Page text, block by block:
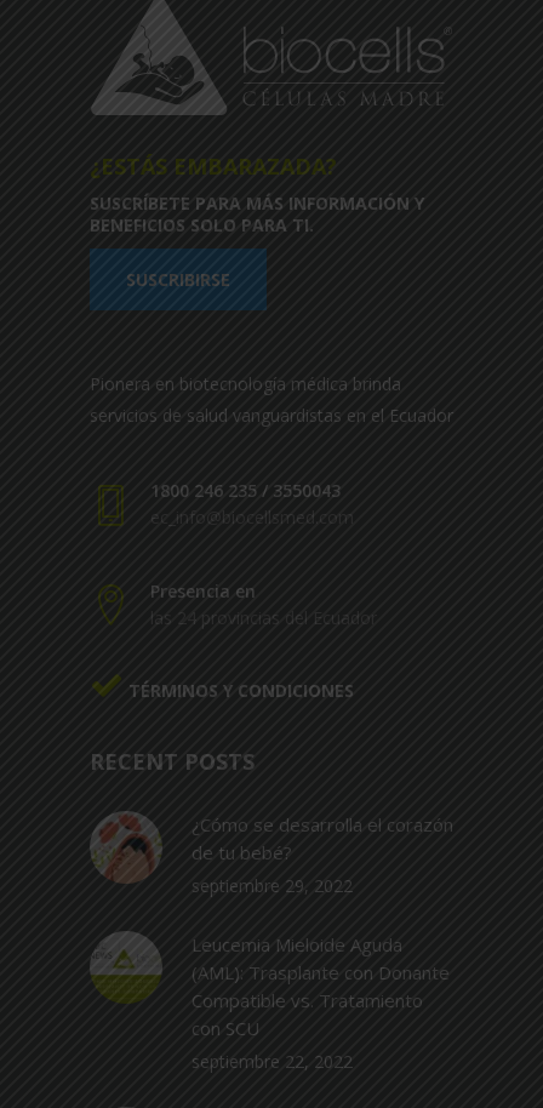
¿ESTÁS EMBARAZADA?
SUSCRÍBETE PARA MÁS INFORMACIÓN Y
BENEFICIOS SOLO PARA TI.
SUSCRIBIRSE
Pionera en biotecnología médica brinda
servicios de salud vanguardistas en el Ecuador
1800 246 235 / 3550043
ec_info@biocellsmed.com
Presencia en
las 24 provincias del Ecuador
TÉRMINOS Y CONDICIONES
RECENT POSTS
¿Cómo se desarrolla el corazón
de tu bebé?
septiembre 29, 2022
Leucemia Mieloide Aguda
(AML): Trasplante con Donante
Compatible vs. Tratamiento
con SCU
septiembre 22, 2022